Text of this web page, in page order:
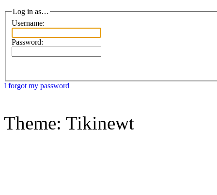
Log in as…
Username:
Password:
I forgot my password
Theme: Tikinewt